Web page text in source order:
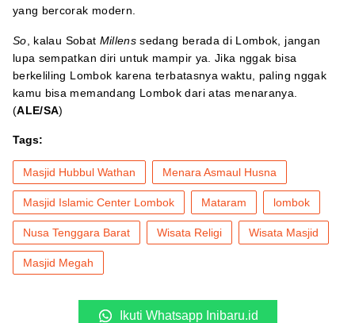
yang bercorak modern.
So , kalau Sobat Millens sedang berada di Lombok, jangan
lupa sempatkan diri untuk mampir ya. Jika nggak bisa
berkeliling Lombok karena terbatasnya waktu, paling nggak
kamu bisa memandang Lombok dari atas menaranya.
(ALE/SA)
Tags:
Masjid Hubbul Wathan Menara Asmaul Husna
Masjid Islamic Center Lombok Mataram lombok
Nusa Tenggara Barat Wisata Religi Wisata Masjid
Masjid Megah
Ikuti Whatsapp Inibaru.id